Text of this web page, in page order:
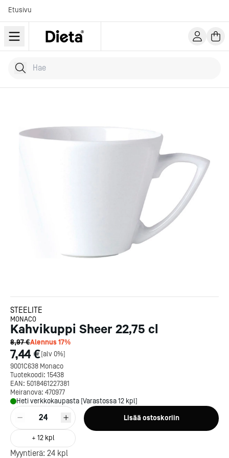
Etusivu
Hae tuotteita
Kirjoita hakusana...
STEELITE
MONACO
Kahvikuppi Sheer 22,75 cl
8,97 €Alennus17%
7,44 €[alv 0%]
9001C638 Monaco
Tuotekoodi: 15438
EAN: 5018461227381
Meiranova: 470977
Heti verkkokaupasta [Varastossa 12 kpl]
24
+ 12kpl
Lisää ostoskoriin
Myyntierä: 24 kpl
Kotipizza on vuonna 1987